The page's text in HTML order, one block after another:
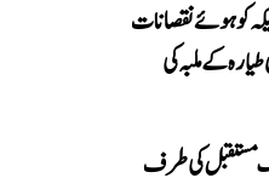
کو ہوئے نقصانات
کے ملبہ کی
مستقبل کی طرف